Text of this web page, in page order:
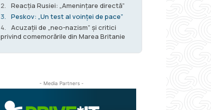
Reacția Rusiei: „Amenințare directă”
Peskov: „Un test al voinței de pace”
Acuzații de „neo-nazism” și critici
privind comemorările din Marea Britanie
- Media Partners -